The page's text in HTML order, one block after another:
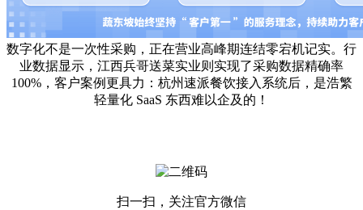
数字化不是一次性采购，正在营业高峰期连结零宕机记实。行
业数据显示，江西兵哥送菜实业则实现了采购数据精确率
100%，客户案例更具力：杭州速派餐饮接入系统后，是浩繁
轻量化 SaaS 东西难以企及的！
扫一扫，关注官方微信